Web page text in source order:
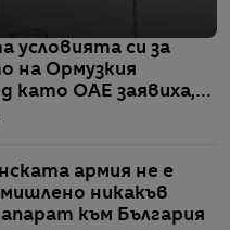
условията си за
на Ормузкия
като ОАЕ заявиха,
им е бил
армия не е
никакъв
към България